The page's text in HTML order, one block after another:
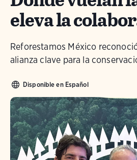
eleva la
Reforestamos México
alianza clave para la
Disponible en Español